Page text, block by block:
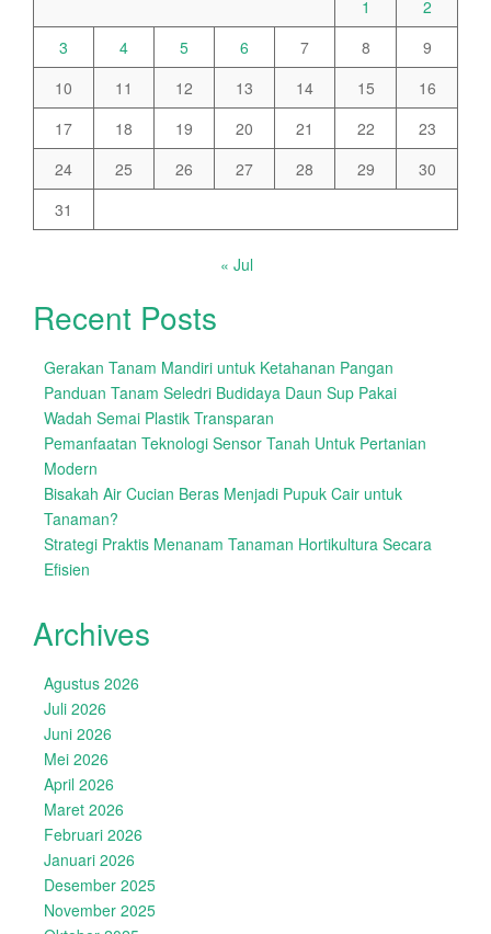
1
2
3
4 5 6 7 8
9
10
11 12 13 14 15
16
17
18 19 20 21 22
23
24
25 26 27 28 29
30
31
« Jul
Recent Posts
Gerakan Tanam Mandiri untuk Ketahanan Pangan
Panduan Tanam Seledri Budidaya Daun Sup Pakai
Wadah Semai Plastik Transparan
Pemanfaatan Teknologi Sensor Tanah Untuk Pertanian
Modern
Bisakah Air Cucian Beras Menjadi Pupuk Cair untuk
Tanaman?
Strategi Praktis Menanam Tanaman Hortikultura Secara
Efisien
Archives
Agustus 2026
Juli 2026
Juni 2026
Mei 2026
April 2026
Maret 2026
Februari 2026
Januari 2026
Desember 2025
November 2025